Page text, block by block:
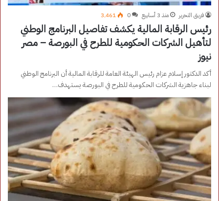
فريق التحرير منذ 3 أسابيع 0 3٬461
رئيس الرقابة المالية يكشف تفاصيل البرنامج الوطني
لتأهيل الشركات الحكومية للطرح في البورصة – مصر
نيوز
أكد الدكتور إسلام عزام رئيس الهيئة العامة للرقابة المالية أن البرنامج الوطني
لبناء جاهزية الشركات الحكومية للطرح في البورصة يستهدف…